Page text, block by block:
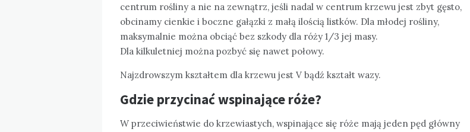
centrum rośliny a nie na zewnątrz, jeśli nadal w centrum krzewu jest zbyt gęsto,
obcinamy cienkie i boczne gałązki z małą ilością listków. Dla młodej rośliny,
maksymalnie można obciąć bez szkody dla róży 1/3 jej masy.
Dla kilkuletniej można pozbyć się nawet połowy.
Najzdrowszym kształtem dla krzewu jest V bądź kształt wazy.
Gdzie przycinać wspinające róże?
W przeciwieństwie do krzewiastych, wspinające się róże mają jeden pęd główny